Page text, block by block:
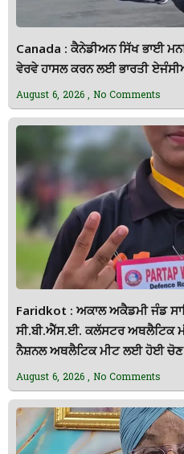
Canada : ਕੈਨੇਡੀਅਨ ਸਿੱਖ ਭਾਈ
ਵੇਰਵੇ ਹਾਸਲ ਕਰਨ ਲਈ ਭਾਰਤੀ
August 6, 2026 No Comments
Faridkot : ਅਕਾਲ ਅਕੈਡਮੀ ਜੰਡ
ਸੀ.ਬੀ.ਐੱਸ.ਈ. ਕਲੱਸਟਰ ਅਥਲੈਟਿਕ
ਨੈਸ਼ਨਲ ਅਥਲੈਟਿਕ ਮੀਟ ਲਈ ਹੋਈ ਚੋਣ
August 6, 2026 No Comments